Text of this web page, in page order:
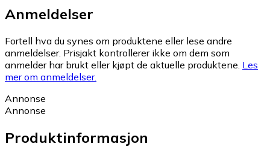
Anmeldelser
Fortell hva du synes om produktene eller lese andre
anmeldelser. Prisjakt kontrollerer ikke om dem som
anmelder har brukt eller kjøpt de aktuelle produktene. Les
mer om anmeldelser.
Annonse
Annonse
Produktinformasjon